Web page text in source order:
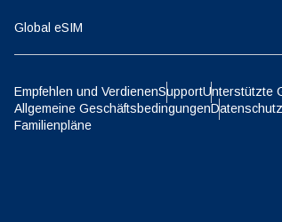
Global eSIM
Empfehlen und VerdienenSupportUnterstützte
Allgemeine Geschäftsbedingungen
Familienpläne